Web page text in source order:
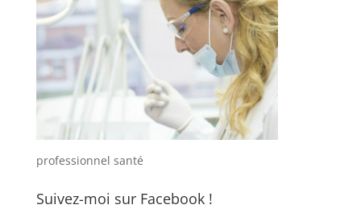
professionnel santé
Suivez-moi sur Facebook !